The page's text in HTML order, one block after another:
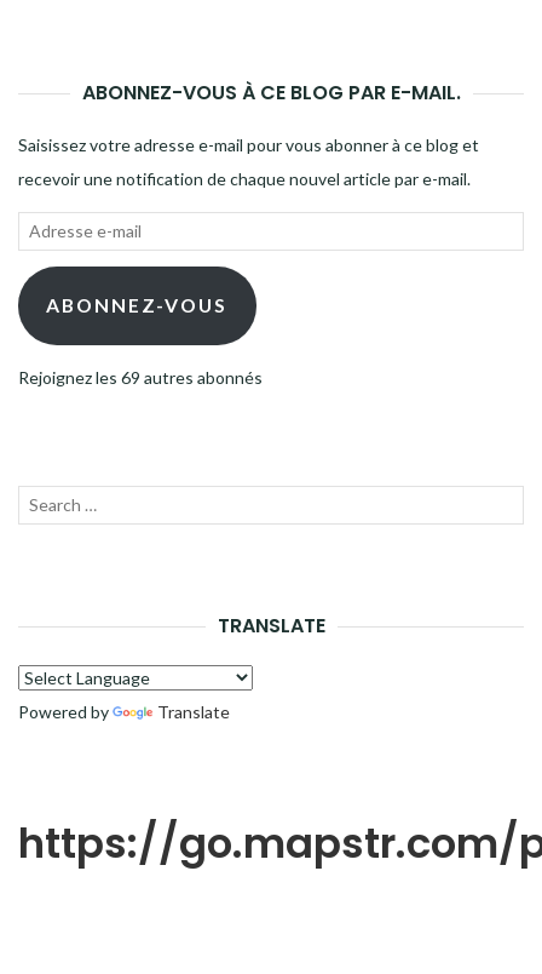
ABONNEZ-VOUS À CE BLOG PAR E-MAIL.
Saisissez votre adresse e-mail pour vous abonner à ce blog et
recevoir une notification de chaque nouvel article par e-mail.
Adresse
mail ABONNEZ-VOUS
Rejoignez les 69 autres abonnés
Recherche
TRANSLATE
Powered by Translate
https://go.mapstr.com/